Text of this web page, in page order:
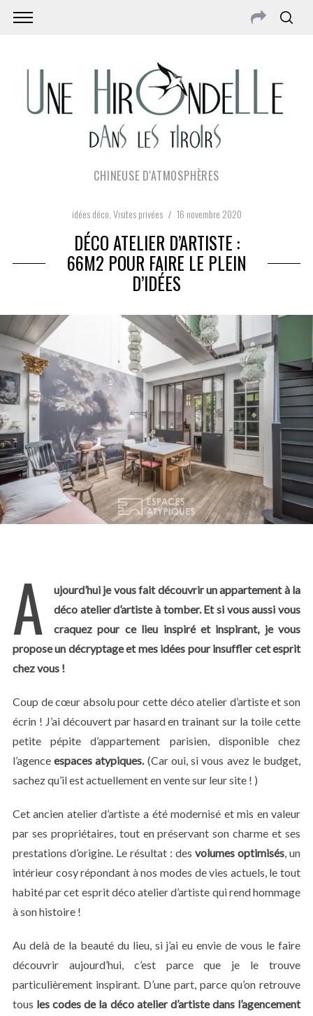
CHINEUSE D'ATMOSPHÈRES
idées déco,Visites privées 16 novembre 2020
DÉCO ATELIER D’ARTISTE :
66M2 POUR FAIRE LE PLEIN
D’IDÉES
A
ujourd’hui je vous fait découvrir un appartement à la
déco atelier d’artiste à tomber. Et si vous aussi vous
craquez pour ce lieu inspiré et inspirant, je vous
propose un décryptage et mes idées pour insuffler cet esprit
chez vous !
Coup de cœur absolu pour cette déco atelier d’artiste et son
écrin ! J’ai découvert par hasard en trainant sur la toile cette
petite pépite d’appartement parisien, disponible chez
l’agenceespaces atypiques.(Car oui, si vous avez le budget,
sachez qu’il est actuellement en vente sur leur site ! )
Cet ancien atelier d’artiste a été modernisé et mis en valeur
par ses propriétaires, tout en préservant son charme et ses
prestations d’origine. Le résultat : desvolumes optimisés, un
intérieur cosy répondant à nos modes de vies actuels, le tout
habité par cet esprit déco atelier d’artiste qui rend hommage
à son histoire !
Au delà de la beauté du lieu, si j’ai eu envie de vous le faire
découvrir aujourd’hui, c’est parce que je le trouve
particulièrement inspirant. D’une part, parce qu’on retrouve
tous les codes de la déco atelier d’artiste dans l’agencement